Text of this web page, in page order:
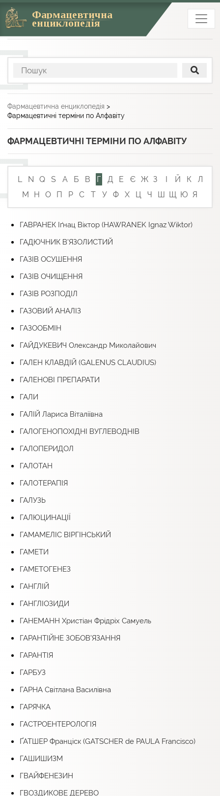
Фармацевтична
енциклопедія
Фармацевтична енциклопедія >
Фармацевтичні терміни по Алфавіту
ФАРМАЦЕВТИЧНІ ТЕРМІНИ ПО АЛФАВІТУ
L N Q S А Б В Г Д Е Є Ж З І Й К
Л
М
Н О П Р С Т У Ф Х Ц Ч Ш Щ Ю Я
ГАВРАНЕК Іґнац Віктор (HAWRANEK Ignaz Wiktor)
ГАДЮЧНИК В’ЯЗОЛИСТИЙ
ГАЗІВ ОСУШЕННЯ
ГАЗІВ ОЧИЩЕННЯ
ГАЗІВ РОЗПОДІЛ
ГАЗОВИЙ АНАЛІЗ
ГАЗООБМІН
ГАЙДУКЕВИЧ Олександр Миколайович
ГАЛЕН КЛАВДІЙ (GALENUS CLAUDIUS)
ГАЛЕНОВІ ПРЕПАРАТИ
ГАЛИ
ГАЛІЙ Лариса Віталіївна
ГАЛОГЕНОПОХІДНІ ВУГЛЕВОДНІВ
ГАЛОПЕРИДОЛ
ГАЛОТАН
ГАЛОТЕРАПІЯ
ГАЛУЗЬ
ГАЛЮЦИНАЦІЇ
ГАМАМЕЛІС ВІРГІНСЬКИЙ
ГАМЕТИ
ГАМЕТОГЕНЕЗ
ГАНГЛІЙ
ГАНГЛІОЗИДИ
ГАНЕМАНН Христіан Фрідріх Самуель
ГАРАНТІЙНЕ ЗОБОВ’ЯЗАННЯ
ГАРАНТІЯ
ГАРБУЗ
ГАРНА Світлана Василівна
ГАРЯЧКА
ГАСТРОЕНТЕРОЛОГІЯ
ҐАТШЕР Франціск (GATSCHER de PAULA Francisco)
ГАШИШИЗМ
ГВАЙФЕНЕЗИН
ГВОЗДИКОВЕ ДЕРЕВО